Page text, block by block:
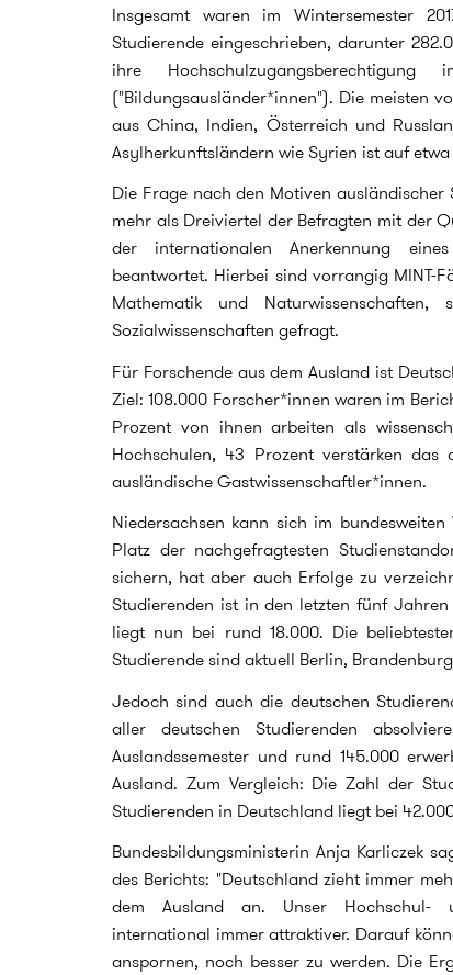
Insgesamt waren im Wintersemester
Studierende eingeschrieben, darunter
ihre
("Bildungsausländer*innen"). Die meisten
aus China, Indien, Österreich und
Asylherkunftsländern wie Syrien ist auf
Die Frage nach den Motiven
mehr als Dreiviertel der Befragten mit der
der internationalen Anerkennung eines
beantwortet. Hierbei sind vorrangig MINT-
Mathematik und
Sozialwissenschaften gefragt.
Für Forschende aus dem Ausland ist
Ziel: 108.000 Forscher*innen waren im
Prozent von ihnen arbeiten als
Hochschulen, 43 Prozent verstärken das
ausländische Gastwissenschaftler*innen.
Niedersachsen kann sich im
Platz der nachgefragtesten
sichern, hat aber auch Erfolge zu
Studierenden ist in den letzten fünf
liegt nun bei rund 18.000. Die
Studierende sind aktuell Berlin,
Jedoch sind auch die deutschen
aller deutschen Studierenden
Auslandssemester und rund 145.000
Ausland. Zum Vergleich: Die Zahl der
Studierenden in Deutschland liegt bei
Bundesbildungsministerin Anja Karliczek
des Berichts: "Deutschland zieht immer
dem Ausland an. Unser Hochschul-
international immer attraktiver. Darauf
anspornen, noch besser zu werden. Die